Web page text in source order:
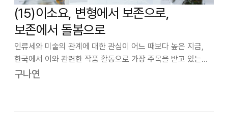
(15)이소요, 변형에서 보존으로,
보존에서 돌봄으로
인류세와 미술의 관계에 대한 관심이 어느 때보다 높은 지금,
한국에서 이와 관련한 작품 활동으로 가장 주목을 받고 있는
작가 중 한명이 이소요이다. 그는 동식물, 인간, 유기체 등과
구나연